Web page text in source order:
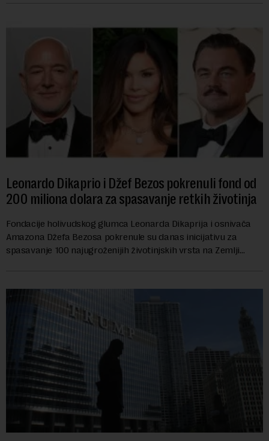
Leonardo Dikaprio i Džef Bezos pokrenuli fond od
200 miliona dolara za spasavanje retkih životinja
Fondacije holivudskog glumca Leonarda Dikaprija i osnivača
Amazona Džefa Bezosa pokrenule su danas inicijativu za
spasavanje 100 najugroženijih životinjskih vrsta na Zemlji